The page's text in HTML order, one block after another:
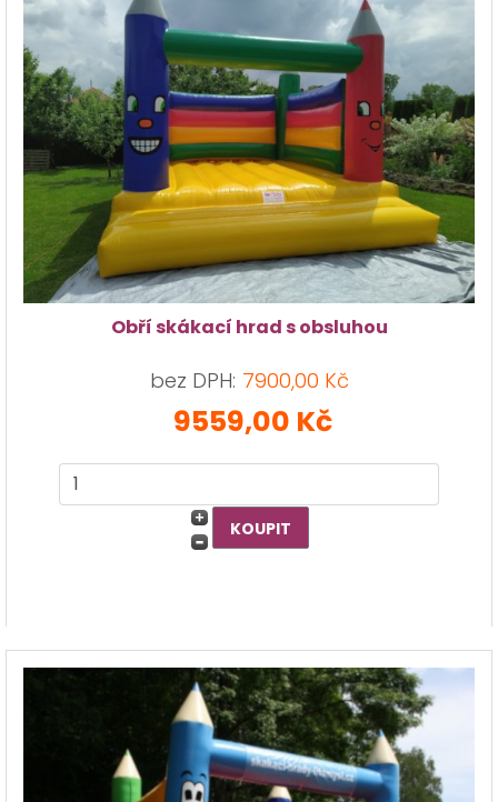
Obří skákací hrad s obsluhou
bez DPH: 7900,00 Kč
9559,00 Kč